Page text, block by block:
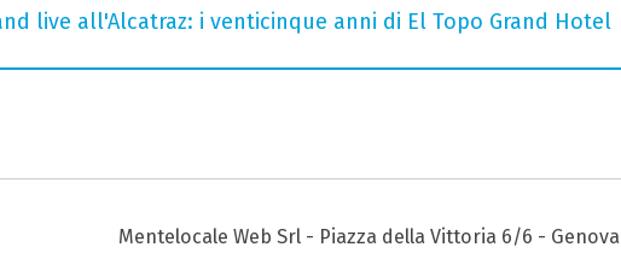
live all'Alcatraz: i venticinque anni di El Topo Grand Hotel
Mentelocale Web Srl - Piazza della Vittoria 6/6 - Genova